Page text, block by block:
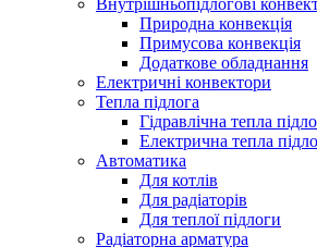
Внутрішньопідлогові
Природна конвекція
Примусова конвекція
Додаткове обладнання
Електричні конвектори
Тепла підлога
Гідравлічна тепла
Електрична тепла
Автоматика
Для котлів
Для радіаторів
Для теплої підлоги
Радіаторна арматура